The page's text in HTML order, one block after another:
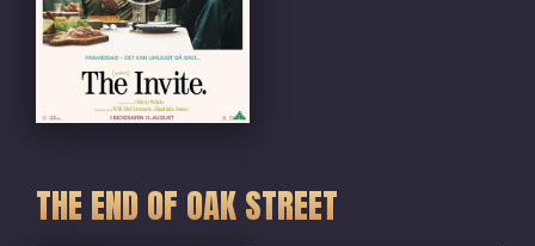
THE END OF OAK STREET